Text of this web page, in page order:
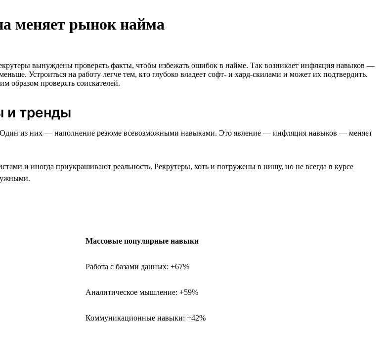
меняет рынок найма
вынуждены проверять факты, чтобы избежать ошибок в найме. Так возникает инфляция навыков —
Устроиться на работу легче тем, кто глубоко владеет софт- и хард-скилами и может их подтвердить.
образом проверять соискателей.
и тренды
Один из них — наполнение резюме всевозможными навыками. Это явление — инфляция навыков — меняет
и иногда приукрашивают реальность. Рекрутеры, хоть и погружены в нишу, но не всегда в курсе
Массовые популярные навыки
Работа с базами данных: +67%
Аналитическое мышление: +59%
Коммуникационные навыки: +42%